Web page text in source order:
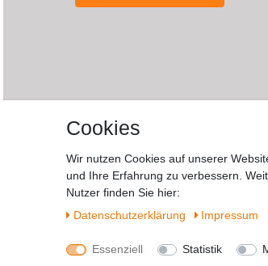
Cookies
Wir nutzen Cookies auf unserer
und Ihre Erfahrung zu verbessern.
Nutzer finden Sie hier:
Daten­schutz­erklärung
Impressum
Essenziell Statistik